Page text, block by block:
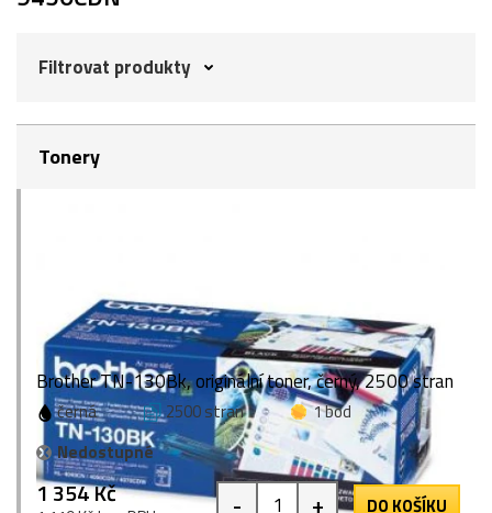
Filtrovat produkty
Tonery
Brother TN-130Bk, originální toner, černý, 2500 stran
černá 2500 stran
1 bod
Nedostupné
1 354 Kč - + DO KOŠÍKU